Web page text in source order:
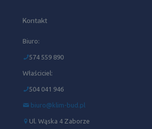
Kontakt
Biuro:
574 559 890
Właściciel:
504 041 946‬
biuro@klim-bud.pl
Ul. Wąska 4 Zaborze